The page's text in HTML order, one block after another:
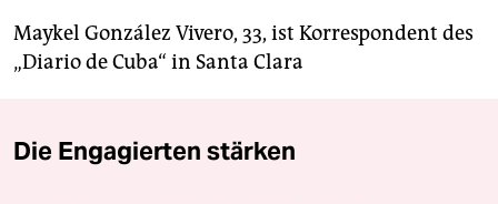
Maykel González Vivero, 33, ist Korrespondent des
„Diario de Cuba“ in Santa Clara
Die Engagierten stärken